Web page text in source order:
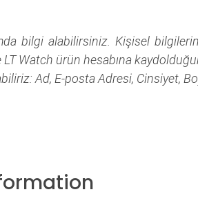
bilgi alabilirsiniz. Kişisel
LT Watch ürün hesabına
Ad, E-posta Adresi, Cinsiyet,